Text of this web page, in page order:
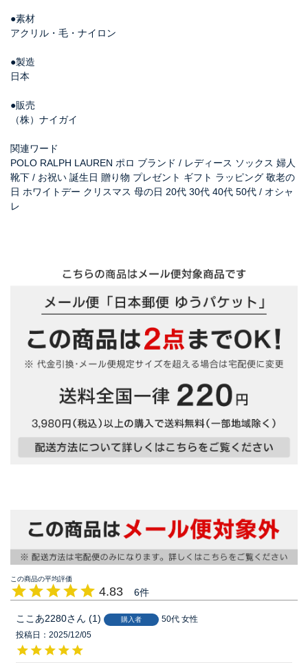
●素材
アクリル・毛・ナイロン
●製造
日本
●販売
（株）ナイガイ
関連ワード
POLO RALPH LAUREN ポロ ブランド / レディース ソックス 婦人
靴下 / お祝い 誕生日 贈り物 プレゼント ギフト ラッピング 敬老の
日 ホワイトデー クリスマス 母の日 20代 30代 40代 50代 / オシャ
レ
4.83 6
ここあ2280 1 購入者 50代 女性
投稿日
2025/12/05